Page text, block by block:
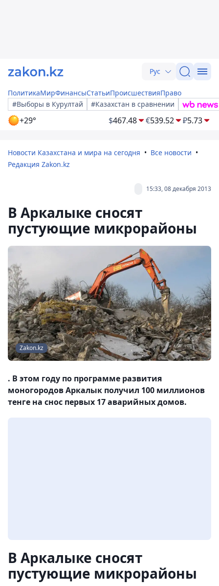
Рус
ПолитикаМирФинансыСтатьиПроисшествияПраво
#Выборы в Курултай
#Казахстан в сравнении
+29° $467.48 €539.52 ₽5.73
Новости Казахстана и мира на сегодня
Все новости
Редакция Zakon.kz
15:33, 08 декабря 2013
В Аркалыке сносят
пустующие микрорайоны
Zakon.kz
. В этом году по программе развития
моногородов Аркалык получил 100 миллионов
тенге на снос первых 17 аварийных домов.
В Аркалыке сносят
пустующие микрорайоны